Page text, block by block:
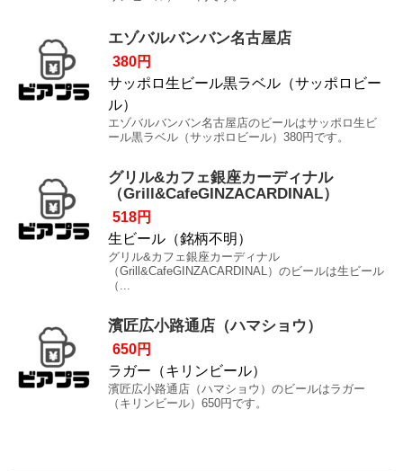
エゾバルバンバン名古屋店
380円
サッポロ生ビール黒ラベル（サッポロビー
ル）
エゾバルバンバン名古屋店のビールはサッポロ生ビ
ール黒ラベル（サッポロビール）380円です。
グリル&カフェ銀座カーディナル
（Grill&CafeGINZACARDINAL）
518円
生ビール（銘柄不明）
グリル&カフェ銀座カーディナル
（Grill&CafeGINZACARDINAL）のビールは生ビール
（...
濱匠広小路通店（ハマショウ）
650円
ラガー（キリンビール）
濱匠広小路通店（ハマショウ）のビールはラガー
（キリンビール）650円です。